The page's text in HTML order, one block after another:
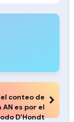
conteo de
es por el
D'Hondt